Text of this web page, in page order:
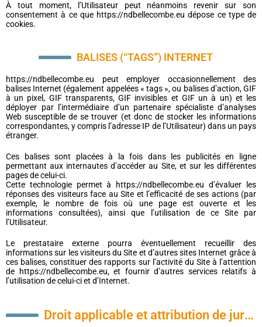
À tout moment, l’Utilisateur peut néanmoins revenir sur son
consentement à ce que https://ndbellecombe.eu dépose ce type de
cookies.
BALISES (“TAGS”) INTERNET
https://ndbellecombe.eu peut employer occasionnellement des
balises Internet (également appelées « tags », ou balises d’action, GIF
à un pixel, GIF transparents, GIF invisibles et GIF un à un) et les
déployer par l’intermédiaire d’un partenaire spécialiste d’analyses
Web susceptible de se trouver (et donc de stocker les informations
correspondantes, y compris l’adresse IP de l’Utilisateur) dans un pays
étranger.
Ces balises sont placées à la fois dans les publicités en ligne
permettant aux internautes d’accéder au Site, et sur les différentes
pages de celui-ci.
Cette technologie permet à https://ndbellecombe.eu d’évaluer les
réponses des visiteurs face au Site et l’efficacité de ses actions (par
exemple, le nombre de fois où une page est ouverte et les
informations consultées), ainsi que l’utilisation de ce Site par
l’Utilisateur.
Le prestataire externe pourra éventuellement recueillir des
informations sur les visiteurs du Site et d’autres sites Internet grâce à
ces balises, constituer des rapports sur l’activité du Site à l’attention
de https://ndbellecombe.eu, et fournir d’autres services relatifs à
l’utilisation de celui-ci et d’Internet.
Droit applicable et attribution de juridiction